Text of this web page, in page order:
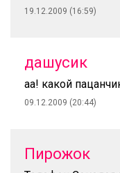
19.12.2009 (16:59)
дашусик
аа! какой
09.12.2009 (20:44)
Пирожок